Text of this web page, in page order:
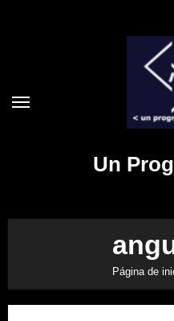
Un
Página de